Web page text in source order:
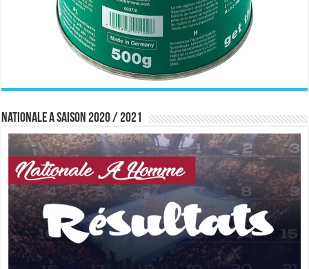
Nationale A saison 2020 / 2021